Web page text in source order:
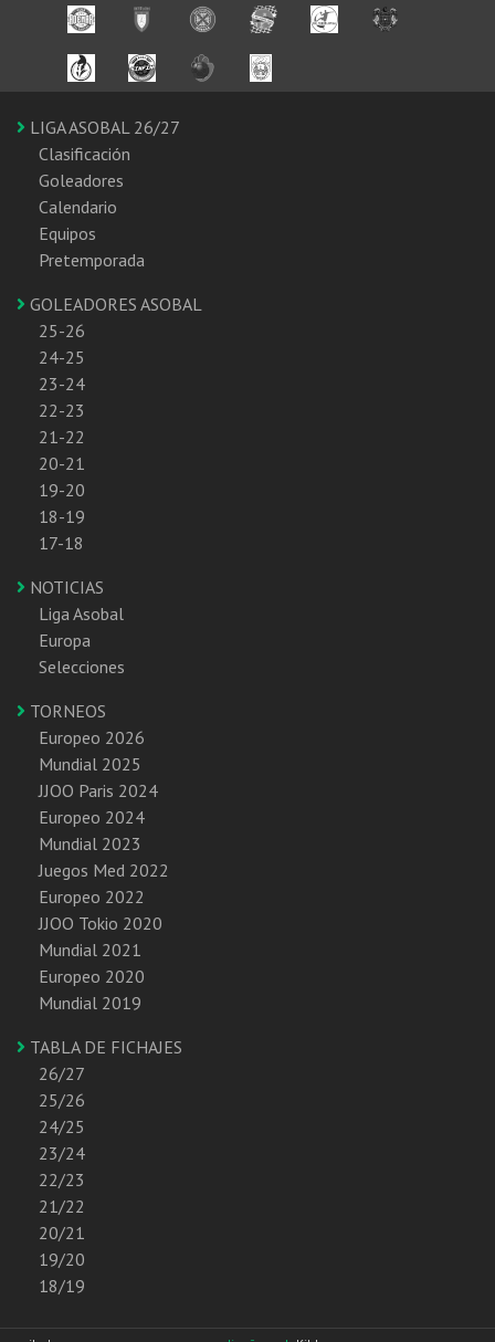
LIGA ASOBAL 26/27
Clasificación
Goleadores
Calendario
Equipos
Pretemporada
GOLEADORES ASOBAL
25-26
24-25
23-24
22-23
21-22
20-21
19-20
18-19
17-18
NOTICIAS
Liga Asobal
Europa
Selecciones
TORNEOS
Europeo 2026
Mundial 2025
JJOO Paris 2024
Europeo 2024
Mundial 2023
Juegos Med 2022
Europeo 2022
JJOO Tokio 2020
Mundial 2021
Europeo 2020
Mundial 2019
TABLA DE FICHAJES
26/27
25/26
24/25
23/24
22/23
21/22
20/21
19/20
18/19